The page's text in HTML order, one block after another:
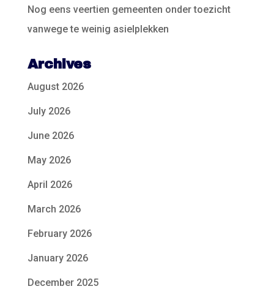
Nog eens veertien gemeenten onder toezicht
vanwege te weinig asielplekken
Archives
August 2026
July 2026
June 2026
May 2026
April 2026
March 2026
February 2026
January 2026
December 2025